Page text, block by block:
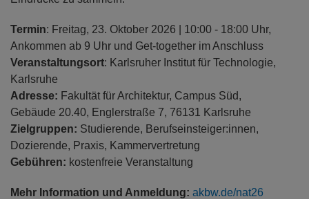
Termin: Freitag, 23. Oktober 2026 | 10:00 - 18:00 Uhr,
Ankommen ab 9 Uhr und Get-together im Anschluss
Veranstaltungsort: Karlsruher Institut für Technologie,
Karlsruhe
Adresse: Fakultät für Architektur, Campus Süd,
Gebäude 20.40, Englerstraße 7, 76131 Karlsruhe
Zielgruppen: Studierende, Berufseinsteiger:innen,
Dozierende, Praxis, Kammervertretung
Gebühren: kostenfreie Veranstaltung
Mehr Information und Anmeldung: akbw.de/nat26